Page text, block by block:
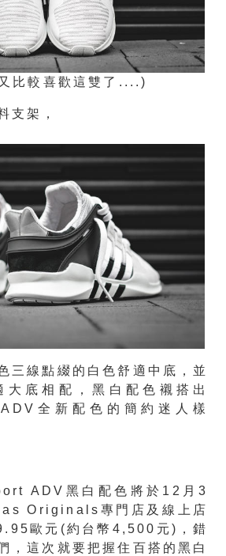
比較喜歡這雙了....)
支架，
三線點綴的白色舒適中底，並
大底相配，黑白配色襯搭出
全新配色的簡約迷人樣
ADV黑白配色將於12月3
Originals專門店及線上店
歐元(約台幣4,500元)，錯
，這次就要把握住百搭的黑白